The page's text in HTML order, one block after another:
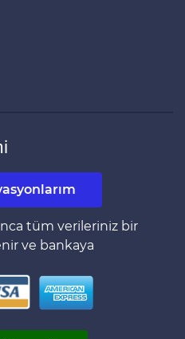
tüm verileriniz bir
ve bankaya